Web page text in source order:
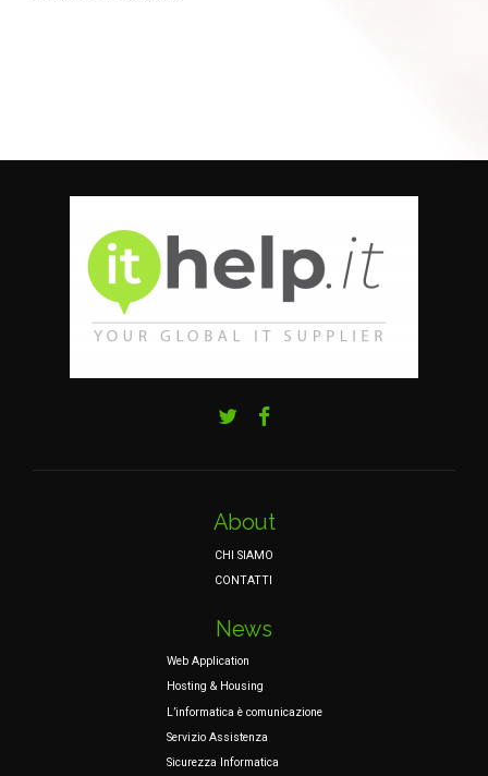
About
CHI SIAMO
CONTATTI
News
Web Application
Hosting & Housing
L’informatica è comunicazione
Servizio Assistenza
Sicurezza Informatica